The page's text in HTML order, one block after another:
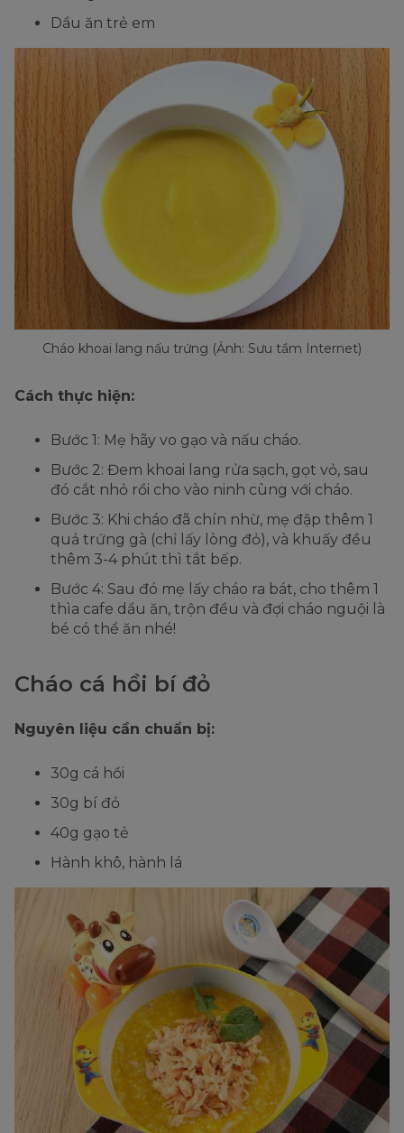
Dầu ăn trẻ em
Cháo khoai lang nấu trứng (Ảnh: Sưu tầm Internet)
Cách thực hiện:
Bước 1: Mẹ hãy vo gạo và nấu cháo.
Bước 2: Đem khoai lang rửa sạch, gọt vỏ, sau
đó cắt nhỏ rồi cho vào ninh cùng với cháo.
Bước 3: Khi cháo đã chín nhừ, mẹ đập thêm 1
quả trứng gà (chỉ lấy lòng đỏ), và khuấy đều
thêm 3-4 phút thì tắt bếp.
Bước 4: Sau đó mẹ lấy cháo ra bát, cho thêm 1
thìa cafe dầu ăn, trộn đều và đợi cháo nguội là
bé có thể ăn nhé!
Cháo cá hồi bí đỏ
Nguyên liệu cần chuẩn bị:
30g cá hồi
30g bí đỏ
40g gạo tẻ
Hành khô, hành lá